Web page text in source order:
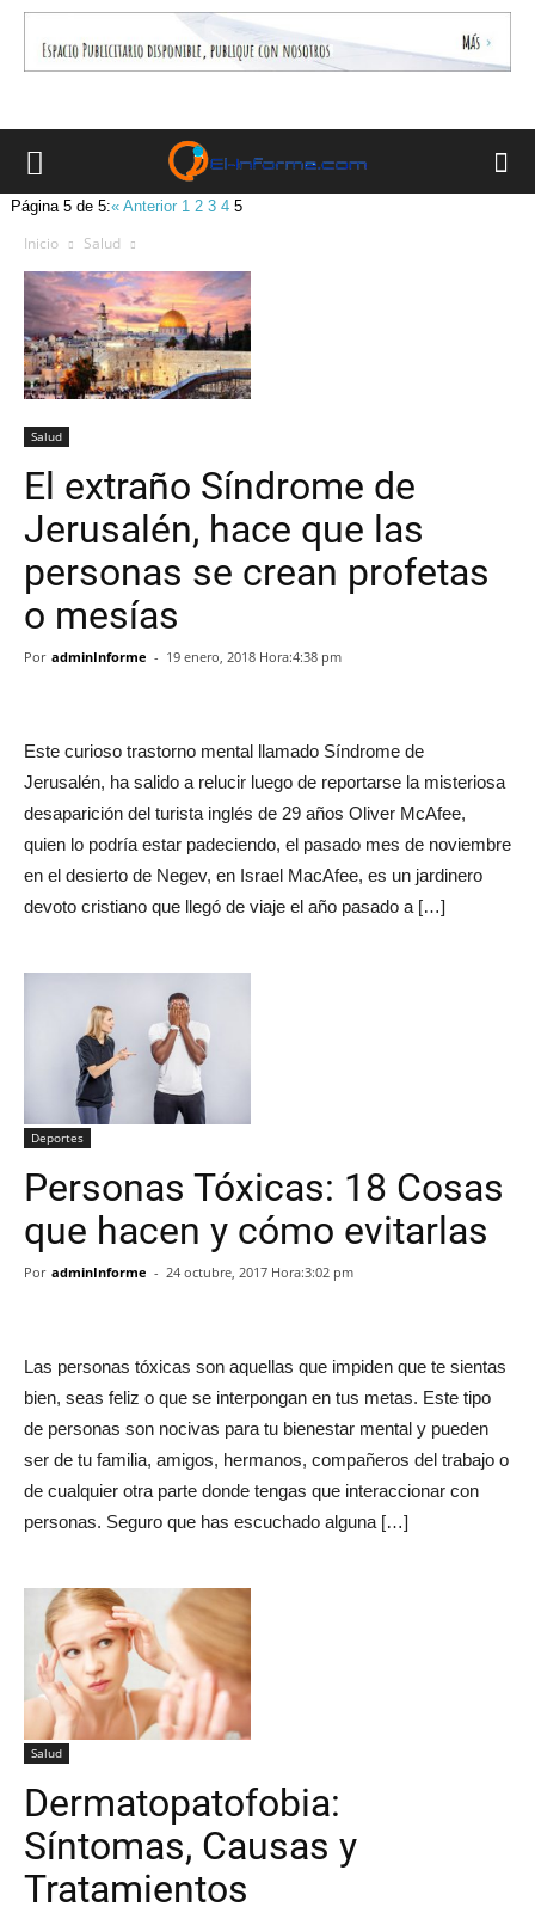
Página 5 de 5:« Anterior 1 2 3 4 5
Inicio Salud
Salud
El extraño Síndrome de
Jerusalén, hace que las
personas se crean profetas
o mesías
Por adminInforme - 19 enero, 2018 Hora:4:38 pm
Este curioso trastorno mental llamado Síndrome de
Jerusalén, ha salido a relucir luego de reportarse la misteriosa
desaparición del turista inglés de 29 años Oliver McAfee,
quien lo podría estar padeciendo, el pasado mes de noviembre
en el desierto de Negev, en Israel MacAfee, es un jardinero
devoto cristiano que llegó de viaje el año pasado a […]
Deportes
Personas Tóxicas: 18 Cosas
que hacen y cómo evitarlas
Por adminInforme - 24 octubre, 2017 Hora:3:02 pm
Las personas tóxicas son aquellas que impiden que te sientas
bien, seas feliz o que se interpongan en tus metas. Este tipo
de personas son nocivas para tu bienestar mental y pueden
ser de tu familia, amigos, hermanos, compañeros del trabajo o
de cualquier otra parte donde tengas que interaccionar con
personas. Seguro que has escuchado alguna […]
Salud
Dermatopatofobia:
Síntomas, Causas y
Tratamientos